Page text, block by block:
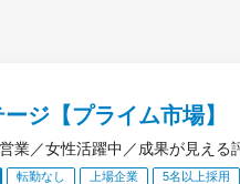
ジ【プライム市場】
業／女性活躍中／成果が見える
転勤なし 上場企業 5名以上採用